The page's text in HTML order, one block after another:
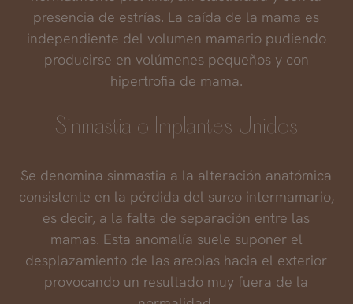
presencia de estrías. La caída de la mama es
independiente del volumen mamario pudiendo
producirse en volúmenes pequeños y con
hipertrofia de mama.
Sinmastia o Implantes Unidos
Se denomina sinmastia a la alteración anatómica
consistente en la pérdida del surco intermamario,
es decir, a la falta de separación entre las
mamas. Esta anomalía suele suponer el
desplazamiento de las areolas hacia el exterior
provocando un resultado muy fuera de la